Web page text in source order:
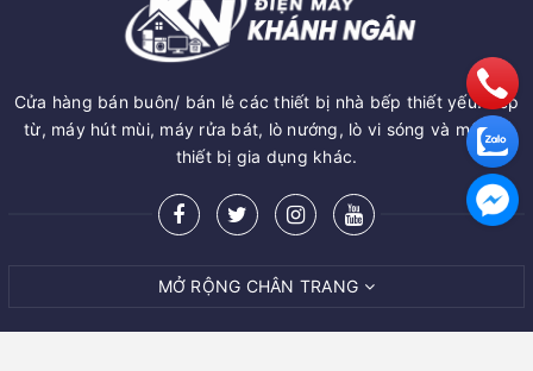
Cửa hàng bán buôn/ bán lẻ các thiết bị nhà bếp thiết yếu: Bếp
từ, máy hút mùi, máy rửa bát, lò nướng, lò vi sóng và một số
thiết bị gia dụng khác.
MỞ RỘNG CHÂN TRANG